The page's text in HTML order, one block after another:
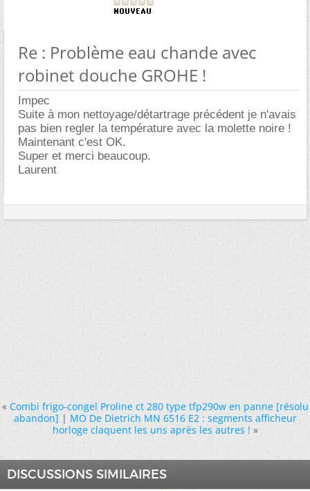
Re : Problème eau chande avec
robinet douche GROHE !
Impec
Suite à mon nettoyage/détartrage précédent je n'avais
pas bien regler la température avec la molette noire !
Maintenant c'est OK.
Super et merci beaucoup.
Laurent
« Combi frigo-congel Proline ct 280 type tfp290w en panne [résolu
abandon]|MO De Dietrich MN 6516 E2 : segments afficheur
horloge claquent les uns après les autres ! »
DISCUSSIONS SIMILAIRES